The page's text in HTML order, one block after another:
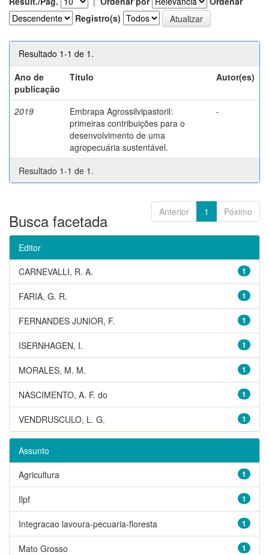
Registro(s)
Resultado 1-1 de 1.
Ano de
publicação
Título Autor(es)
2019
Embrapa Agrossilvipastoril:
primeiras contribuições para o
desenvolvimento de uma
agropecuária sustentável.
-
Resultado 1-1 de 1.
Anterior 1 Póximo
Busca facetada
Editor
1
CARNEVALLI, R. A.
1
FARIA, G. R.
1
FERNANDES JUNIOR, F.
1
ISERNHAGEN, I.
1
MORALES, M. M.
1
NASCIMENTO, A. F. do
1
VENDRUSCULO, L. G.
Assunto
1
Agricultura
1
Ilpf
1
Integracao lavoura-pecuaria-floresta
1
Mato Grosso